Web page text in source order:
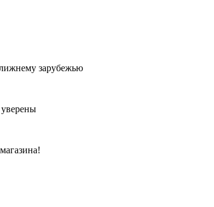
зарубежью